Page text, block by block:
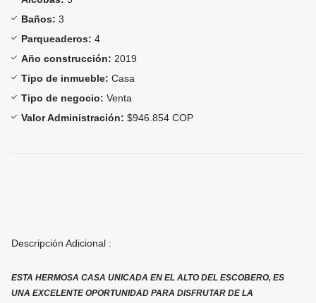
Baños: 3
Parqueaderos: 4
Año construcción: 2019
Tipo de inmueble: Casa
Tipo de negocio: Venta
Valor Administración: $946.854 COP
Descripción Adicional :
ESTA HERMOSA CASA UNICADA EN EL ALTO DEL ESCOBERO, ES
UNA EXCELENTE OPORTUNIDAD PARA DISFRUTAR DE LA